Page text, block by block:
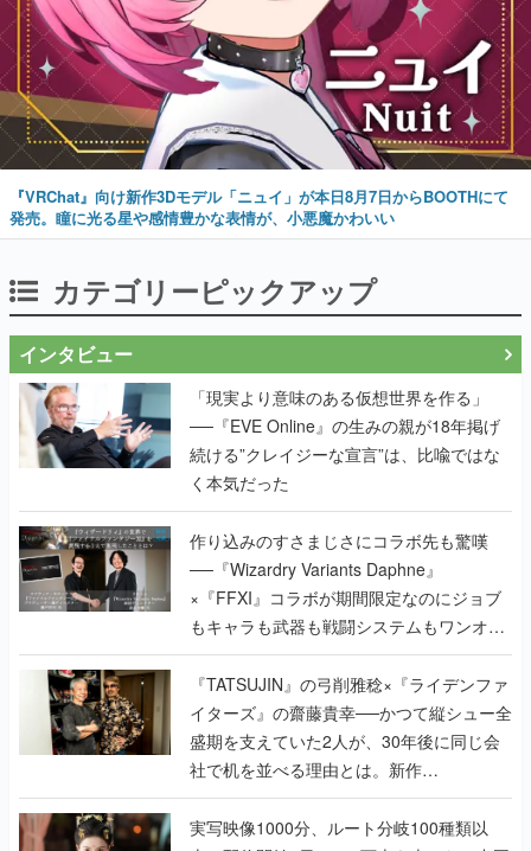
『VRChat』向け新作3Dモデル「ニュイ」が本日8月7日からBOOTHにて
発売。瞳に光る星や感情豊かな表情が、小悪魔かわいい
カテゴリーピックアップ
インタビュー
「現実より意味のある仮想世界を作る」
──『EVE Online』の生みの親が18年掲げ
続ける”クレイジーな宣言”は、比喩ではな
く本気だった
作り込みのすさまじさにコラボ先も驚嘆
──『Wizardry Variants Daphne』
×『FFXI』コラボが期間限定なのにジョブ
もキャラも武器も戦闘システムもワンオフ
で作り込まれた理由を両ディレクターに聞
く
『TATSUJIN』の弓削雅稔×『ライデンファ
イターズ』の齋藤貴幸──かつて縦シュー全
盛期を支えていた2人が、30年後に同じ会
社で机を並べる理由とは。新作
『TATSUJIN EXTREME』で初タッグを組
んだレジェンド2人に訊く開発秘話
実写映像1000分、ルート分岐100種類以